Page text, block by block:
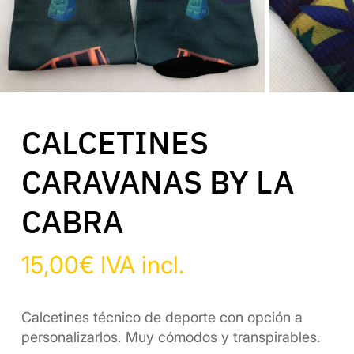
CALCETINES
CARAVANAS BY LA
CABRA
15,00€ IVA incl.
Calcetines técnico de deporte con opción a
personalizarlos. Muy cómodos y transpirables.